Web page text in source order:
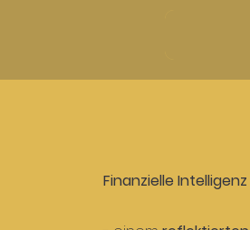
Finanzielle Intelligenz